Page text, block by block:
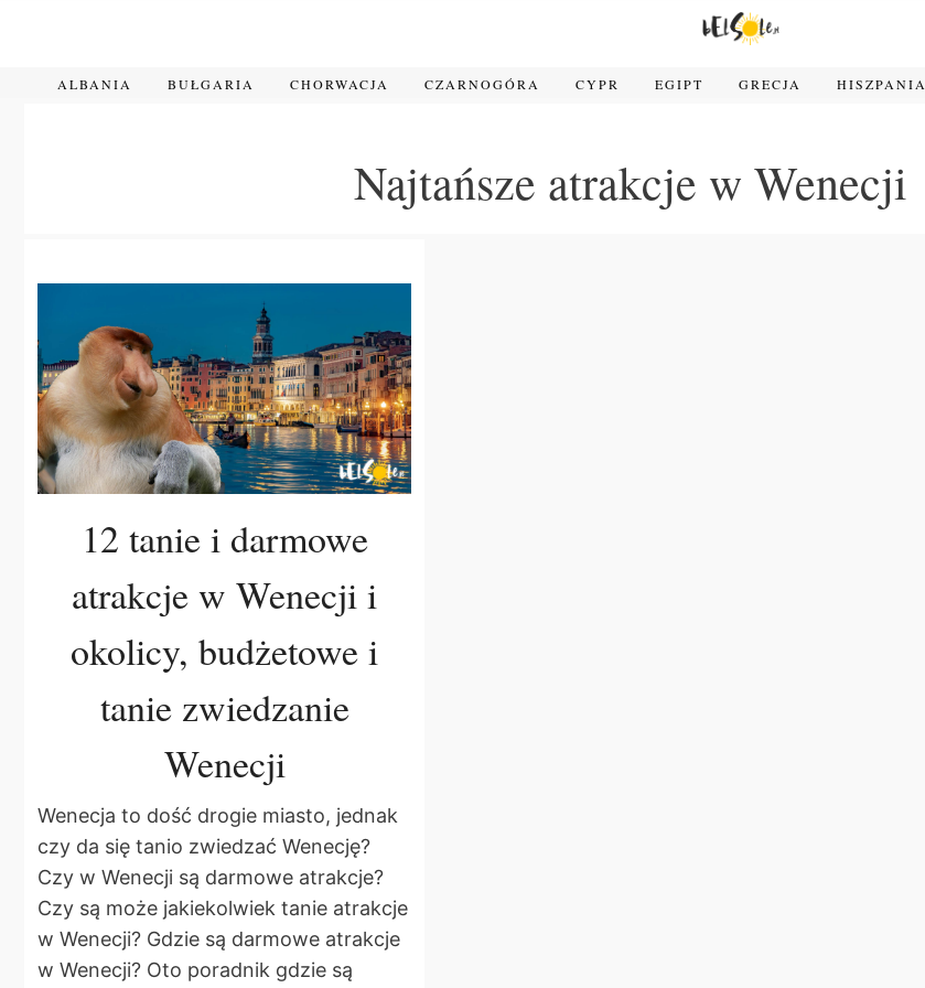
ALBANIA BUŁGARIA CHORWACJA CZARNOGÓRA CYPR EGIPT GRECJA HISZPANIA
Najtańsze atrakcje w Wenecji
12 tanie i darmowe
atrakcje w Wenecji i
okolicy, budżetowe i
tanie zwiedzanie
Wenecji
Wenecja to dość drogie miasto, jednak
czy da się tanio zwiedzać Wenecję?
Czy w Wenecji są darmowe atrakcje?
Czy są może jakiekolwiek tanie atrakcje
w Wenecji? Gdzie są darmowe atrakcje
w Wenecji? Oto poradnik gdzie są